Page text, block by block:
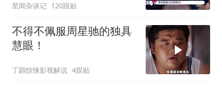
星闻杂谈记 120跟贴
不得不佩服周星驰的独具
慧眼！
丁鸊惊悚影视解说 4跟贴